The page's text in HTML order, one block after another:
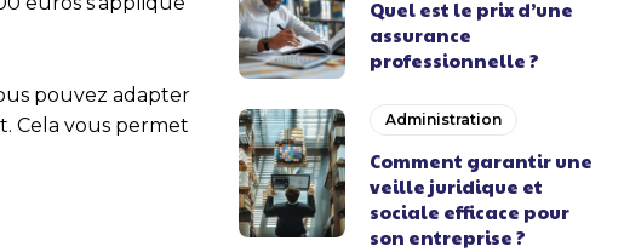
pouvez adapter
Cela vous permet
Quel est le prix d’une
assurance
professionnelle ?
Administration
Comment garantir une
veille juridique et
sociale efficace pour
son entreprise ?